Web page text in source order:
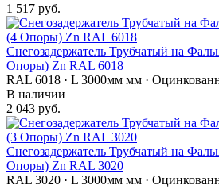
1 517 руб.
Снегозадержатель Трубчатый на
Опоры) Zn RAL 6018
RAL 6018 · L 3000мм мм ·
В наличии
2 043 руб.
Снегозадержатель Трубчатый на
Опоры) Zn RAL 3020
RAL 3020 · L 3000мм мм ·